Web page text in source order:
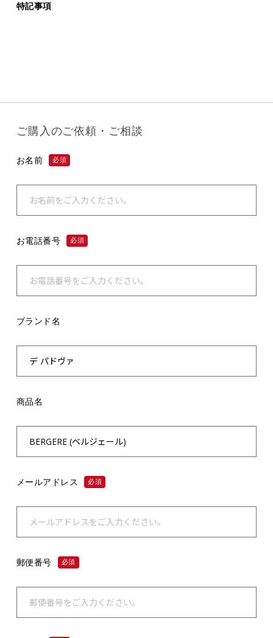
特記事項
ご購入のご依頼・ご相談
お名前 必須
お電話番号 必須
ブランド名
商品名
メールアドレス 必須
郵便番号 必須